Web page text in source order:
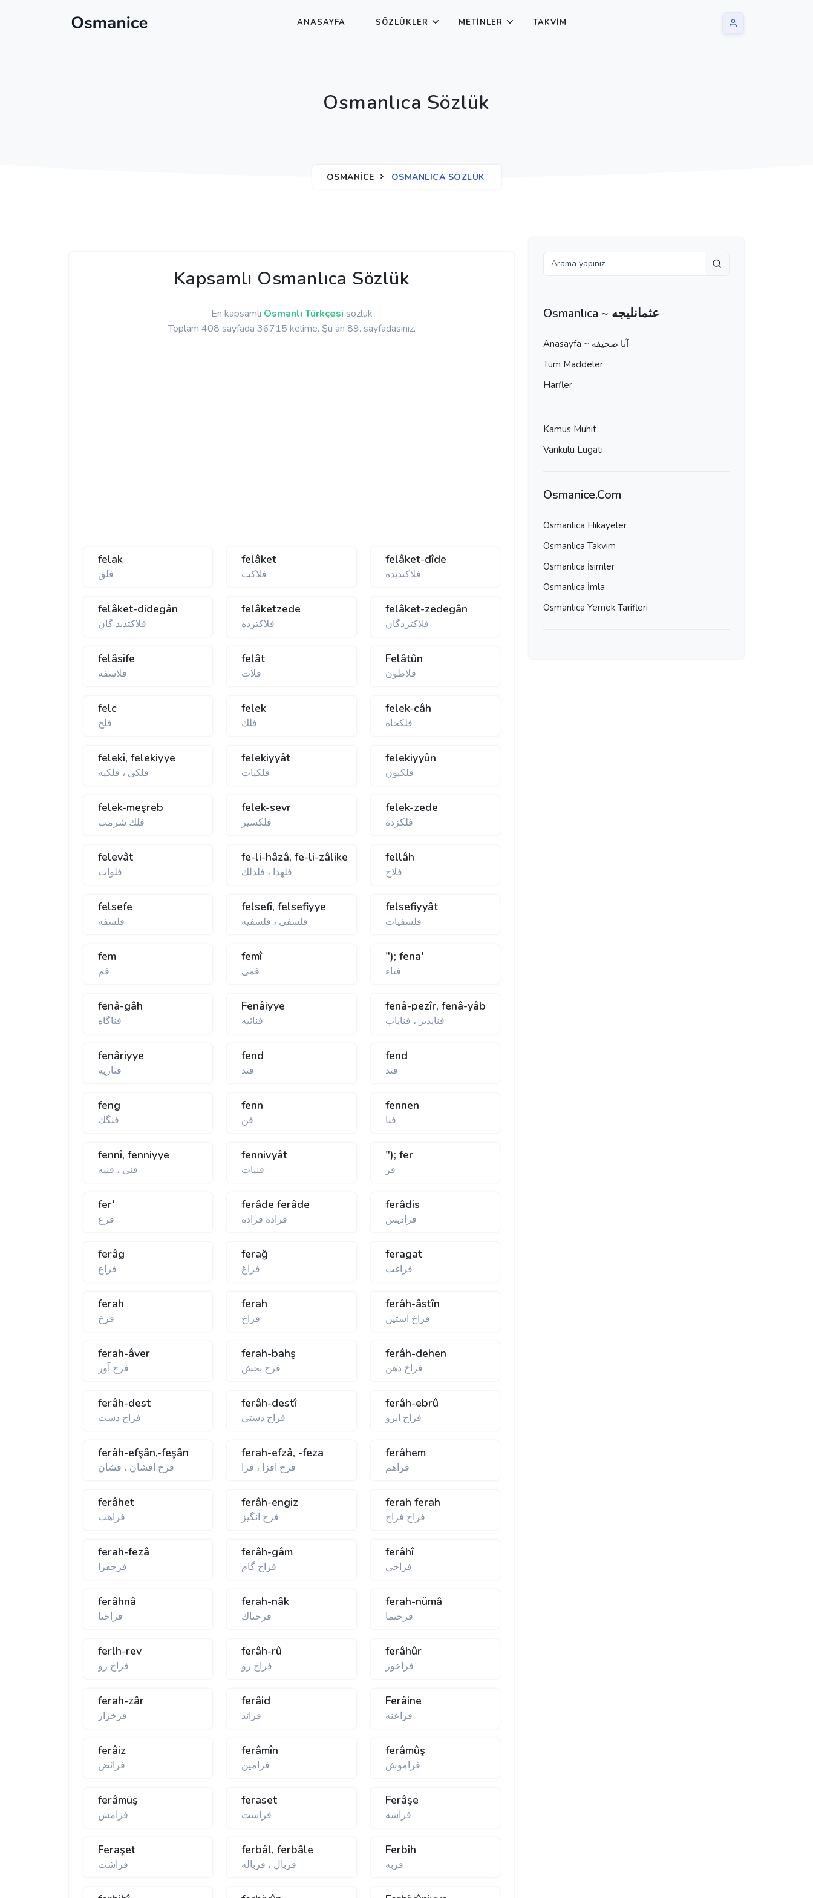
ANASAYFA SÖZLÜKLER METINLER TAKVIM
Osmanlıca Sözlük
OSMANICE OSMANLICA SÖZLÜK
Kapsamlı Osmanlıca Sözlük
En kapsamlı Osmanlı Türkçesi sözlük
Toplam 408 sayfada 36715 kelime. Şu an 89. sayfadasınız.
felak
فلق
felâket
فلاكت
felâket-dîde
فلاكتديده
felâket-didegân
فلاكتديد گان
felâketzede
فلاكتزده
felâket-zedegân
فلاكتردگان
felâsife
فلاسفه
felât
فلات
Felâtûn
فلاطون
felc
فلج
felek
فلك
felek-câh
فلكجاه
felekî, felekiyye
فلكی ، فلكيه
felekiyyât
فلكيات
felekiyyûn
فلكيون
felek-meşreb
فلك شرمب
felek-sevr
فلكسير
felek-zede
فلكزده
felevât
فلوات
fe-li-hâzâ, fe-li-zâlike
فلهذا ، فلذلك
fellâh
فلاح
felsefe
فلسفه
felsefî, felsefiyye
فلسفی ، فلسفيه
felsefiyyât
فلسفيات
fem
فم
femî
فمی
"); fena'
فناء
fenâ-gâh
فناگاه
Fenâiyye
فنائيه
fenâ-pezîr, fenâ-yâb
فناپذير ، فناياب
fenâriyye
فناريه
fend
فند
fend
فند
feng
فنگك
fenn
فن
fennen
فنا
fennî, fenniyye
فنی ، فنيه
fennivyât
فنيات
"); fer
فر
fer'
فرع
ferâde ferâde
فراده فراده
ferâdis
فراديس
ferâg
فراغ
ferağ
فراغ
feragat
فراغت
ferah
فرخ
ferah
فراخ
ferâh-âstîn
فراخ آستين
ferah-âver
فرح آور
ferah-bahş
فرح بخش
ferâh-dehen
فراخ دهن
ferâh-dest
فراخ دست
ferâh-destî
فراخ دستی
ferâh-ebrû
فراخ ابرو
ferâh-efşân,-feşân
فرح افشان ، فشان
ferah-efzâ, -feza
فرح افزا ، فزا
ferâhem
فراهم
ferâhet
فراهت
ferâh-engiz
فرح انگيز
ferah ferah
فراخ فراح
ferah-fezâ
فرحفزا
ferâh-gâm
فراخ گام
ferâhî
فراخی
ferâhnâ
فراخنا
ferah-nâk
فرحناك
ferah-nümâ
فرحنما
ferlh-rev
فراخ رو
ferâh-rû
فراخ رو
ferâhûr
فراخور
ferah-zâr
فرخزار
ferâid
فرائد
Ferâine
فراعنه
ferâiz
فرائض
ferâmîn
فرامين
ferâmûş
فراموش
ferâmüş
فرامش
feraset
فراست
Ferâşe
فراشه
Feraşet
فراشت
ferbâl, ferbâle
فربال ، فرباله
Ferbih
فربه
Osmanlıca ~ عثمانليجه
Anasayfa ~ آنا صحيفه
Tüm Maddeler
Harfler
Kamus Muhit
Vankulu Lugatı
Osmanice.Com
Osmanlıca Hikayeler
Osmanlıca Takvim
Osmanlıca İsimler
Osmanlıca İmla
Osmanlıca Yemek Tarifleri